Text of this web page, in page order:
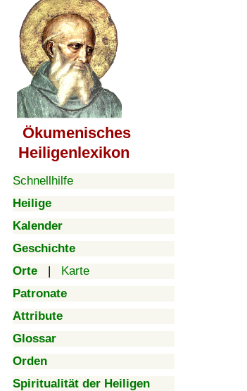
Ökumenisches
Heiligenlexikon
Schnellhilfe
Heilige
Kalender
Geschichte
Orte | Karte
Patronate
Attribute
Glossar
Orden
Spiritualität der Heiligen